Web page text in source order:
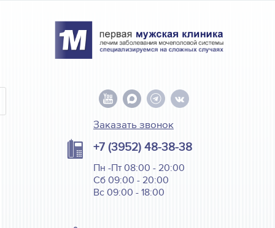
Заказать звонок
+7 (3952) 48-38-38
Пн -Пт 08:00 - 20:00
Сб 09:00 - 20:00
Вс 09:00 - 18:00